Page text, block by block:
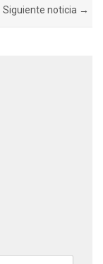
Siguiente noticia →